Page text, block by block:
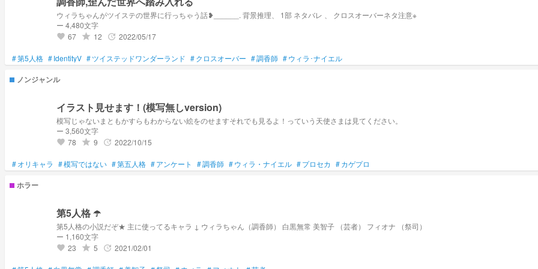
ウィラちゃんがツイステの世界に行っちゃう話❥______. 背景推理、 1部 ネタバレ 、 クロスオーバーネタ注意※
ー 4,480文字
favorite 67 grade 12 update 2022/05/17
#第5人格 #IdentityV #ツイステッドワンダーランド #クロスオーバー #調香師 #ウィラ･ナイエル
ノンジャンル
イラスト見せます！(模写無しversion)
模写じゃないまともかすらもわからない絵をのせますそれでも見るよ！っていう天使さまは見てください。
ー 3,560文字
favorite 78 grade 9 update 2022/10/15
#オリキャラ #模写ではない #第五人格 #アンケート #調香師 #ウィラ・ナイエル #プロセカ #カゲプロ
ホラー
第5人格 ☂️
第5人格の小説だぞ★ 主に使ってるキャラ ↓ ウィラちゃん（調香師） 白黒無常 美智子 （芸者） フィオナ （祭司）
ー 1,160文字
favorite 23 grade 5 update 2021/02/01